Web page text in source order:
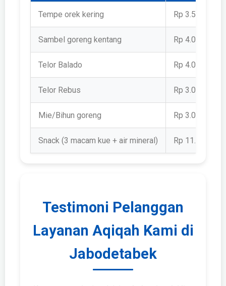
Tempe orek kering Rp 3.500
Sambel goreng kentang Rp 4.000
Telor Balado Rp 4.000
Telor Rebus Rp 3.000
Mie/Bihun goreng Rp 3.000
Snack (3 macam kue + air mineral) Rp 11.500
Testimoni Pelanggan
Layanan Aqiqah Kami di
Jabodetabek